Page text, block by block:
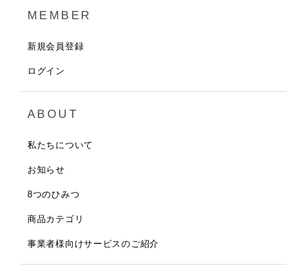
MEMBER
新規会員登録
ログイン
ABOUT
私たちについて
お知らせ
8つのひみつ
商品カテゴリ
事業者様向けサービスのご紹介